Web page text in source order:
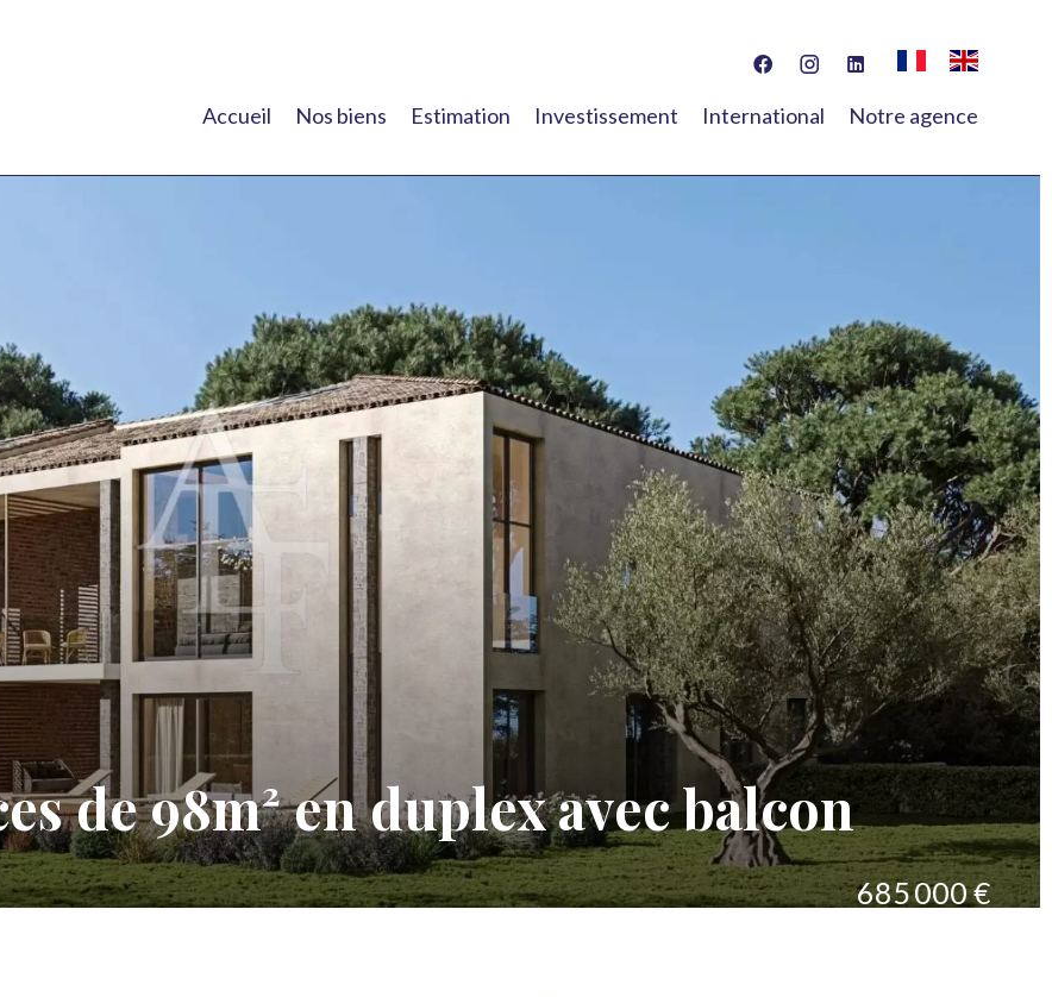
Accueil Nos biens Estimation Investissement International Notre agence
de 98m² en duplex avec balcon
685 000 €